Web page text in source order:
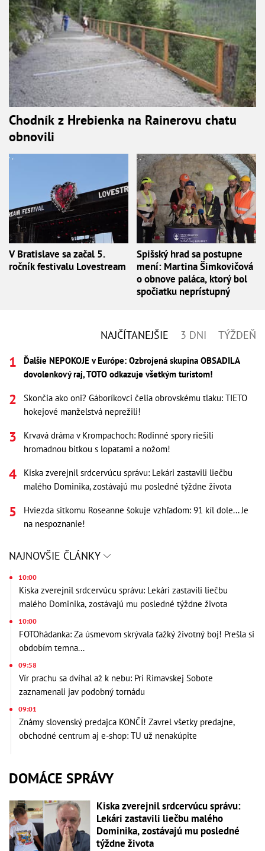
Chodník z Hrebienka na Rainerovu chatu
obnovili
V Bratislave sa začal 5.
ročník festivalu Lovestream
Spišský hrad sa postupne
mení: Martina Šimkovičová
o obnove paláca, ktorý bol
spočiatku neprístupný
NAJČÍTANEJŠIE 3 DNI TÝŽDEŇ
Ďalšie NEPOKOJE v Európe: Ozbrojená skupina OBSADILA
dovolenkový raj, TOTO odkazuje všetkým turistom!
Skončia ako oni? Gáboríkovci čelia obrovskému tlaku: TIETO
hokejové manželstvá neprežili!
Krvavá dráma v Krompachoch: Rodinné spory riešili
hromadnou bitkou s lopatami a nožom!
Kiska zverejnil srdcervúcu správu: Lekári zastavili liečbu
malého Dominika, zostávajú mu posledné týždne života
Hviezda sitkomu Roseanne šokuje vzhľadom: 91 kíl dole... Je
na nespoznanie!
NAJNOVŠIE ČLÁNKY
10:00
Kiska zverejnil srdcervúcu správu: Lekári zastavili liečbu
malého Dominika, zostávajú mu posledné týždne života
10:00
FOTOhádanka: Za úsmevom skrývala ťažký životný boj! Prešla si
obdobím temna...
09:58
Vír prachu sa dvíhal až k nebu: Pri Rimavskej Sobote
zaznamenali jav podobný tornádu
09:01
Známy slovenský predajca KONČÍ! Zavrel všetky predajne,
obchodné centrum aj e-shop: TU už nenakúpite
DOMÁCE SPRÁVY
Kiska zverejnil srdcervúcu správu:
Lekári zastavili liečbu malého
Dominika, zostávajú mu posledné
týždne života